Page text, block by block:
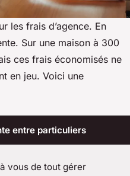
les frais d’agence. En
Sur une maison à 300
ces frais économisés ne
en jeu. Voici une
entre particuliers
vous de tout gérer